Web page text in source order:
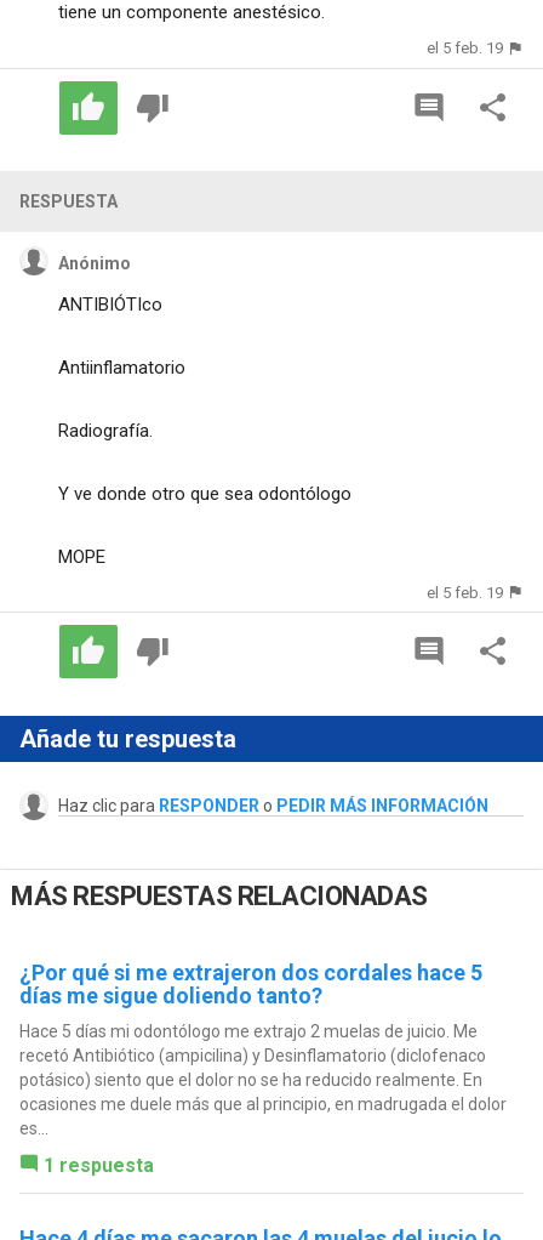
tiene un componente anestésico.
el 5 feb. 19
RESPUESTA
Anónimo
ANTIBIÓTIco
Antiinflamatorio
Radiografía.
Y ve donde otro que sea odontólogo
MOPE
el 5 feb. 19
Añade tu respuesta
Haz clic para RESPONDER o PEDIR MÁS INFORMACIÓN
MÁS RESPUESTAS RELACIONADAS
¿Por qué si me extrajeron dos cordales hace 5
días me sigue doliendo tanto?
Hace 5 días mi odontólogo me extrajo 2 muelas de juicio. Me
recetó Antibiótico (ampicilina) y Desinflamatorio (diclofenaco
potásico) siento que el dolor no se ha reducido realmente. En
ocasiones me duele más que al principio, en madrugada el dolor
es...
1 respuesta